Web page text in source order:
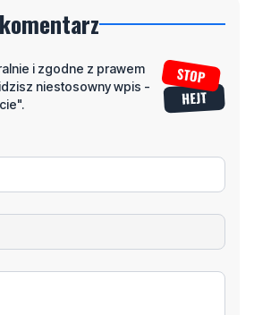
i zgodne z prawem
niestosowny wpis -